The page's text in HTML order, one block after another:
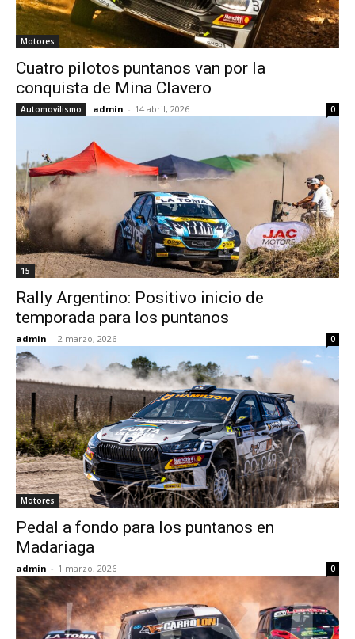
Motores
Cuatro pilotos puntanos van por la
conquista de Mina Clavero
Automovilismo admin - 14 abril, 2026 0
15
Rally Argentino: Positivo inicio de
temporada para los puntanos
admin - 2 marzo, 2026 0
Motores
Pedal a fondo para los puntanos en
Madariaga
admin - 1 marzo, 2026 0